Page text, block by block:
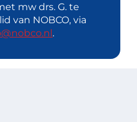
mw drs. G. te
van NOBCO, via
.